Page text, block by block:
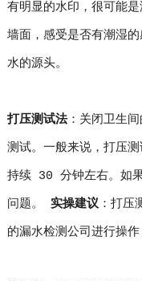
有明显的水印，很可能
墙面，感受是否有潮湿
水的源头。
打压测试法：关闭卫生
测试。一般来说，打压
持续 30 分钟左右。如
问题。 实操建议：打压
的漏水检测公司进行操